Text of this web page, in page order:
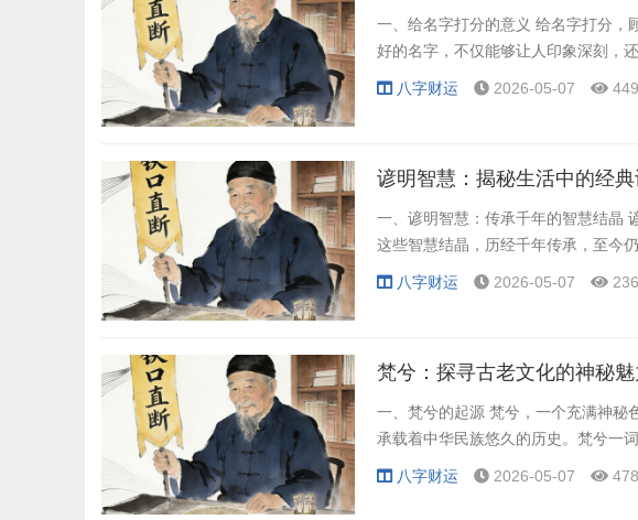
一、给名字打分的意义 给名字打分，
好的名字，不仅能够让人印象深刻，
八字财运 2026-05-07 449
谚明智慧：揭秘生活中的经
一、谚明智慧：传承千年的智慧结晶
这些智慧结晶，历经千年传承，至今
八字财运 2026-05-07 236
梵兮：探寻古老文化的神秘魅
一、梵兮的起源 梵兮，一个充满神秘
承载着中华民族悠久的历史。梵兮一
八字财运 2026-05-07 478